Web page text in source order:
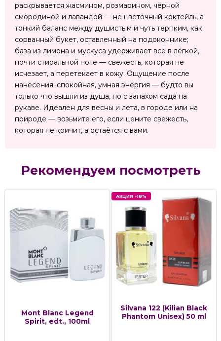
раскрывается жасмином, розмарином, чёрной
смородиной и лавандой — не цветочный коктейль, а
тонкий баланс между душистым и чуть терпким, как
сорванный букет, оставленный на подоконнике;
база из лимона и мускуса удерживает всё в лёгкой,
почти стиральной ноте — свежесть, которая не
исчезает, а перетекает в кожу. Ощущение после
нанесения: спокойная, умная энергия — будто вы
только что вышли из душа, но с запахом сада на
рукаве. Идеален для весны и лета, в городе или на
природе — возьмите его, если цените свежесть,
которая не кричит, а остаётся с вами.
Рекомендуем посмотреть
Mont Blanc Legend
Spirit, edt., 100ml
АКЦИЯ -18%
Silvana 122 (Kilian Black
Phantom Unisex) 50 ml